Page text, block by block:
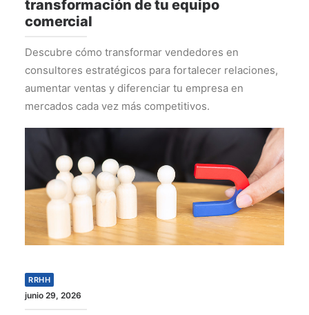
transformación de tu equipo
comercial
Descubre cómo transformar vendedores en
consultores estratégicos para fortalecer relaciones,
aumentar ventas y diferenciar tu empresa en
mercados cada vez más competitivos.
RRHH
junio 29, 2026